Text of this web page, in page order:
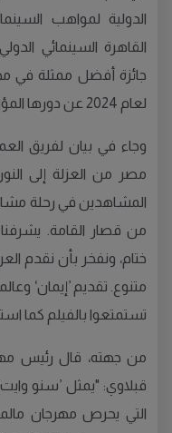
الدولية لمواهب
القاهرة السينمائي
جائزة أفضل ممثلة في
لعام 2024 عن دورها المؤثر في الفيلم.
وجاء في بيان لفريق
مصر من العزلة إلى
المشاهدين في رحلة
من قصار القامة. يشرفنا
ختام، ونفخر بأن نقدم
متنوع. تقديم ’إيمان‘
تستمتعوا بالفيلم كما
من جهته، قال رئيس
قبلاوي: "يمثل ’سنو
التي يحرص مهرجان